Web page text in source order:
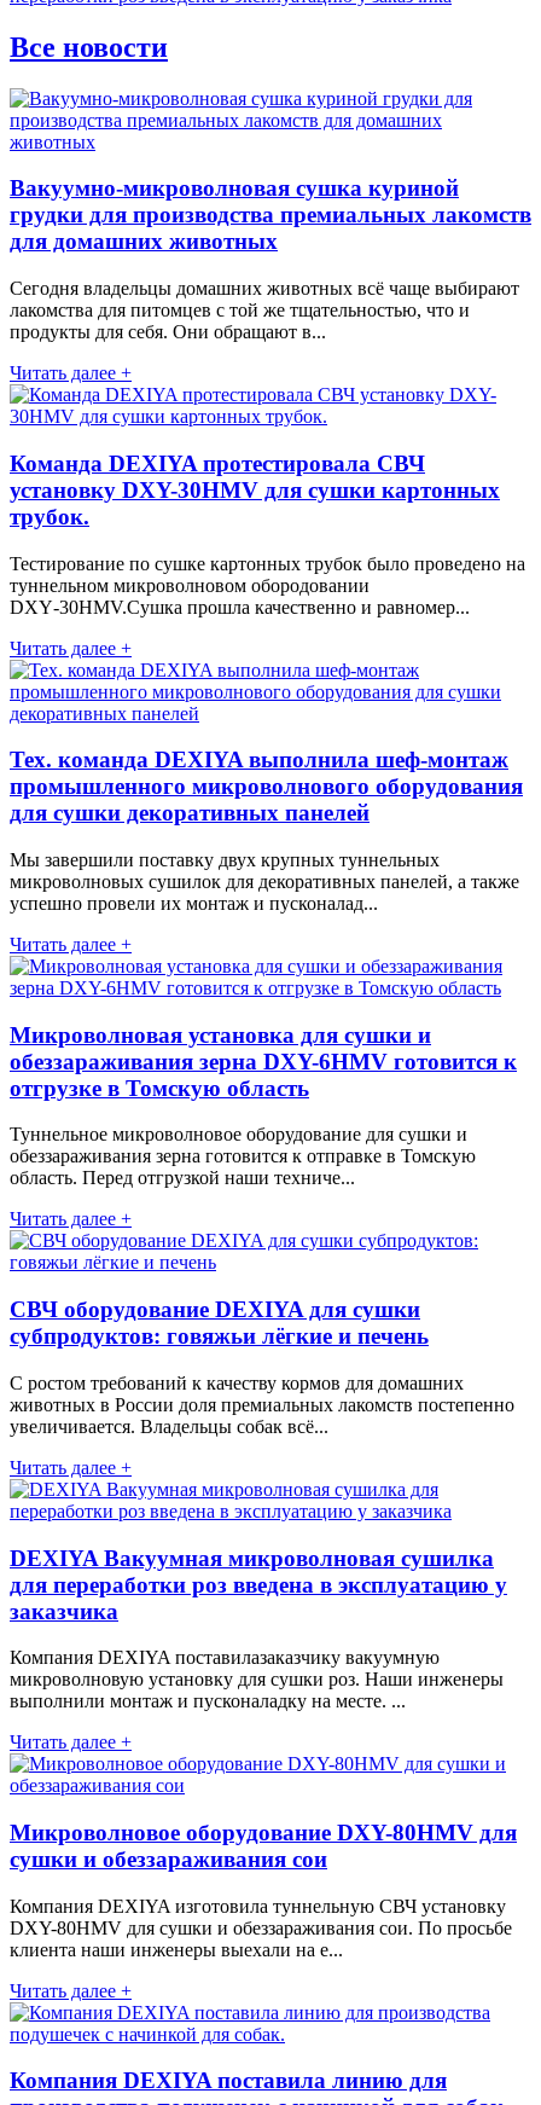
Все новости
Вакуумно-микроволновая сушка куриной
грудки для производства премиальных лакомств
для домашних животных
Сегодня владельцы домашних животных всё чаще выбирают
лакомства для питомцев с той же тщательностью, что и
продукты для себя. Они обращают в...
Читать далее +
Команда DEXIYA протестировала СВЧ
установку DXY-30HMV для сушки картонных
трубок.
Тестирование по сушке картонных трубок было проведено на
туннельном микроволновом обородовании
DXY‑30HMV.Сушка прошла качественно и равномер...
Читать далее +
Тех. команда DEXIYA выполнила шеф-монтаж
промышленного микроволнового оборудования
для сушки декоративных панелей
Мы завершили поставку двух крупных туннельных
микроволновых сушилок для декоративных панелей, а также
успешно провели их монтаж и пусконалад...
Читать далее +
Микроволновая установка для сушки и
обеззараживания зерна DXY-6HMV готовится к
отгрузке в Томскую область
Туннельное микроволновое оборудование для сушки и
обеззараживания зерна готовится к отправке в Томскую
область. Перед отгрузкой наши техниче...
Читать далее +
СВЧ оборудование DEXIYA для сушки
субпродуктов: говяжьи лёгкие и печень
С ростом требований к качеству кормов для домашних
животных в России доля премиальных лакомств постепенно
увеличивается. Владельцы собак всё...
Читать далее +
DEXIYA Вакуумная микроволновая сушилка
для переработки роз введена в эксплуатацию у
заказчика
Компания DEXIYA поставилазаказчику вакуумную
микроволновую установку для сушки роз. Наши инженеры
выполнили монтаж и пусконаладку на месте. ...
Читать далее +
Микроволновое оборудование DXY-80HMV для
сушки и обеззараживания сои
Компания DEXIYA изготовила туннельную СВЧ установку
DXY-80HMV для сушки и обеззараживания сои. По просьбе
клиента наши инженеры выехали на е...
Читать далее +
Компания DEXIYA поставила линию для